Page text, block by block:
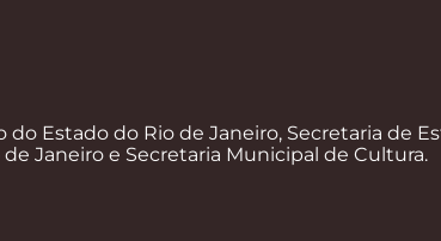
Estado do Rio de Janeiro, Secretaria de
Janeiro e Secretaria Municipal de Cultura.